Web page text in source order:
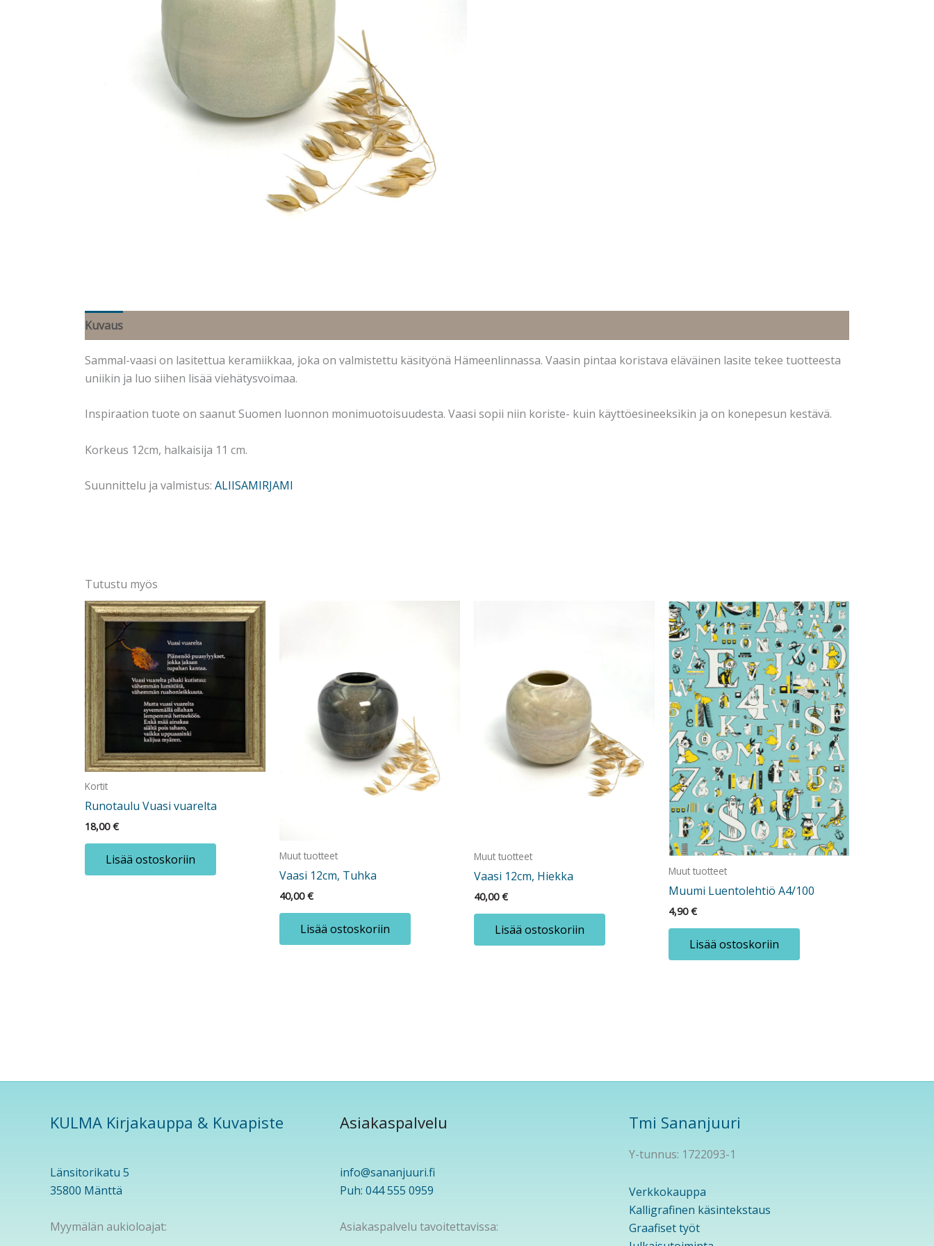
Kuvaus
Sammal-vaasi on lasitettua keramiikkaa, joka on valmistettu käsityönä Hämeenlinnassa. Vaasin pintaa koristava eläväinen lasite tekee tuotteesta
uniikin ja luo siihen lisää viehätysvoimaa.
Inspiraation tuote on saanut Suomen luonnon monimuotoisuudesta. Vaasi sopii niin koriste- kuin käyttöesineeksikin ja on konepesun kestävä.
Korkeus 12cm, halkaisija 11 cm.
Suunnittelu ja valmistus: ALIISAMIRJAMI
Tutustu myös
Kortit
Runotaulu Vuasi vuarelta
18,00€
Lisää ostoskoriin Muut tuotteet
Vaasi 12cm, Tuhka
40,00€
Lisää ostoskoriin
Muut tuotteet
Vaasi 12cm, Hiekka
40,00€
Lisää ostoskoriin
Muut tuotteet
Muumi Luentolehtiö A4/100
4,90€
Lisää ostoskoriin
KULMA Kirjakauppa & Kuvapiste
Länsitorikatu 5
35800 Mänttä
Myymälän aukioloajat:
Asiakaspalvelu
info@sananjuuri.fi
Puh: 044 555 0959
Asiakaspalvelu tavoitettavissa:
Tmi Sananjuuri
Y-tunnus: 1722093-1
Verkkokauppa
Kalligrafinen käsintekstaus
Graafiset työt